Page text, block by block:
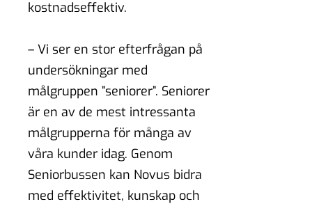
kostnadseffektiv.
– Vi ser en stor efterfrågan på
undersökningar med
målgruppen ”seniorer”. Seniorer
är en av de mest intressanta
målgrupperna för många av
våra kunder idag. Genom
Seniorbussen kan Novus bidra
med effektivitet, kunskap och